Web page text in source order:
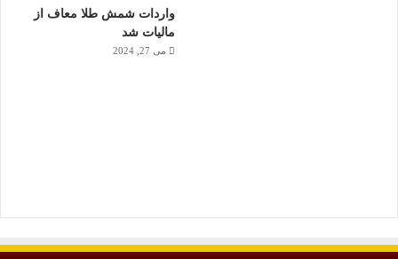
واردات شمش طلا معاف از
مالیات شد
می 27, 2024